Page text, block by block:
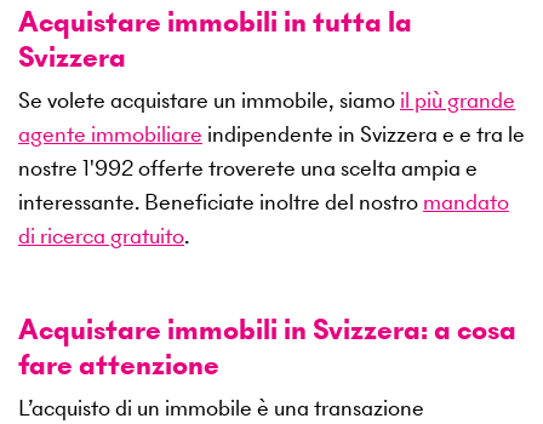
Acquistare immobili in tutta la
Svizzera
Se volete acquistare un immobile, siamo il più grande
agente immobiliare indipendente in Svizzera e e tra le
nostre 1'992offerte troverete una scelta ampia e
interessante. Beneficiate inoltre del nostro mandato
di ricerca gratuito.
Acquistare immobili in Svizzera: a cosa
fare attenzione
L’acquisto di un immobile è una transazione